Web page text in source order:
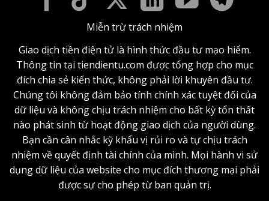
Miễn trừ trách nhiệm
Giao dịch tiền điện tử là hình thức đầu tư mạo hiểm.
Thông tin tại tiendientu.com được tổng hợp cho mục
đích chia sẻ kiến thức, không phải lời khuyên đầu tư.
Chúng tôi không đảm bảo tính chính xác tuyệt đối của
dữ liệu và không chịu trách nhiệm cho bất kỳ tổn thất
nào phát sinh từ hoạt động giao dịch của người dùng.
Bạn cần cân nhắc kỹ khẩu vị rủi ro và tự chịu trách
nhiệm về quyết định tài chính của mình. Mọi hành vi sử
dụng dữ liệu của website cho mục đích thương mại phải
được sự cho phép từ ban quản trị.